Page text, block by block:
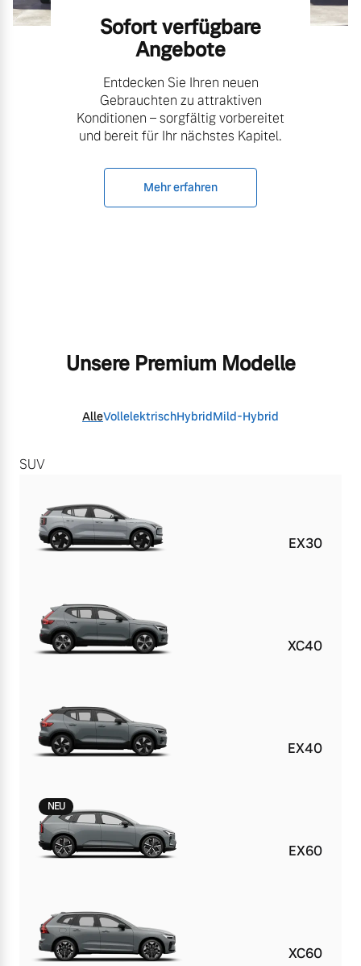
Sofort verfügbare
Angebote
Entdecken Sie Ihren neuen
Gebrauchten zu attraktiven
Konditionen – sorgfältig vorbereitet
und bereit für Ihr nächstes Kapitel.
Mehr erfahren
Unsere Premium Modelle
AlleVollelektrischHybridMild-Hybrid
SUV
EX30
XC40
EX40
NEU
EX60
XC60